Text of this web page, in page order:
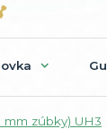
mm zúbky) UH3